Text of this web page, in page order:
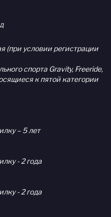
(при условии регистрации
спорта Gravity, Freeride,
к пятой категории
– 5 лет
- 2 года
- 2 года